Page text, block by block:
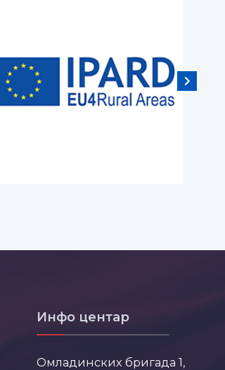
Инфо центар
Омладинских бригада 1,